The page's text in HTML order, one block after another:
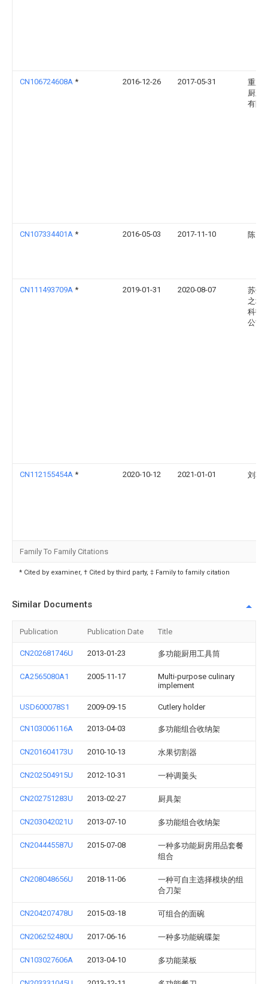
CN106724608A * 2016-12-26 2017-05-31
重庆
厨卫
有限
CN107334401A * 2016-05-03 2017-11-10 陈自
CN111493709A * 2019-01-31 2020-08-07
苏州
之城
科技
公司
CN112155454A * 2020-10-12 2021-01-01 刘朝
Family To Family Citations
* Cited by examiner, † Cited by third party, ‡ Family to family citation
Similar Documents
Publication Publication Date Title
CN202681746U 2013-01-23 多功能厨用工具筒
CA2565080A1 2005-11-17
Multi-purpose culinary
implement
USD600078S1 2009-09-15 Cutlery holder
CN103006116A 2013-04-03 多功能组合收纳架
CN201604173U 2010-10-13 水果切割器
CN202504915U 2012-10-31 一种调羹头
CN202751283U 2013-02-27 厨具架
CN203042021U 2013-07-10 多功能组合收纳架
CN204445587U 2015-07-08
一种多功能厨房用品套餐
组合
CN208048656U 2018-11-06
一种可自主选择模块的组
合刀架
CN204207478U 2015-03-18 可组合的面碗
CN206252480U 2017-06-16 一种多功能碗碟架
CN103027606A 2013-04-10 多功能菜板